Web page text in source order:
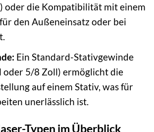
oder die Kompatibilität mit einem
den Außeneinsatz oder bei
Ein Standard-Stativgewinde
oder 5/8 Zoll) ermöglicht die
auf einem Stativ, was für
unerlässlich ist.
Typen im Überblick